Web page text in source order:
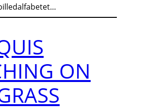
ON